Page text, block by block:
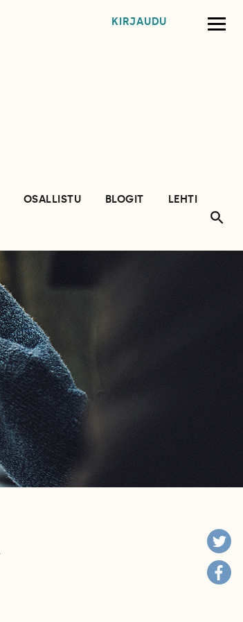
KIRJAUDU
OSALLISTU BLOGIT
LEHTI